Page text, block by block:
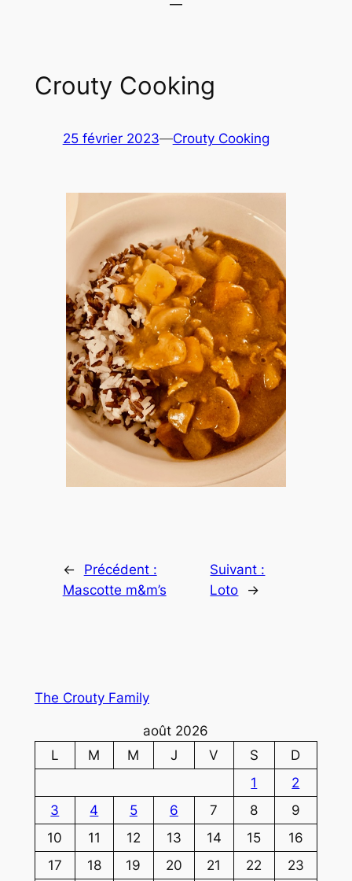
Crouty Cooking
25 février 2023—Crouty Cooking
←
Précédent :
Mascotte m&m’s
Suivant :
Loto
→
The Crouty Family
août 2026
L
M M J V S
D
1
2
3
4 5 6 7 8
9
10
11 12 13 14 15
16
17
18 19 20 21 22
23